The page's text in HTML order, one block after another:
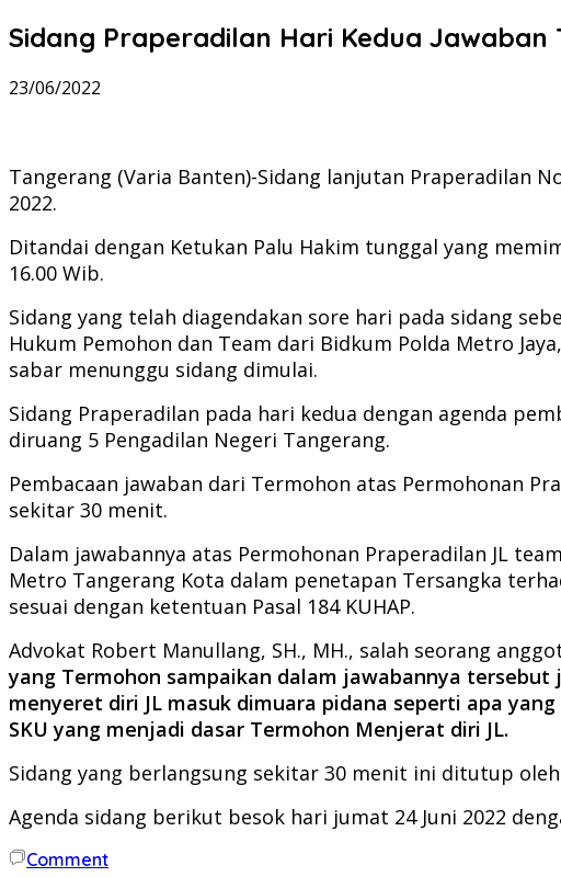
Sidang Praperadilan Hari Kedua
23/06/2022
Tangerang (Varia Banten)-Sidang lanjutan Praperadilan
2022.
Ditandai dengan Ketukan Palu Hakim tunggal yang
16.00 Wib.
Sidang yang telah diagendakan sore hari pada sidang
Hukum Pemohon dan Team dari Bidkum Polda Metro
sabar menunggu sidang dimulai.
Sidang Praperadilan pada hari kedua dengan agenda
diruang 5 Pengadilan Negeri Tangerang.
Pembacaan jawaban dari Termohon atas Permohonan
sekitar 30 menit.
Dalam jawabannya atas Permohonan Praperadilan JL
Metro Tangerang Kota dalam penetapan Tersangka
sesuai dengan ketentuan Pasal 184 KUHAP.
Advokat Robert Manullang, SH., MH., salah seorang
yang Termohon sampaikan dalam jawabannya
menyeret diri JL masuk dimuara pidana seperti apa
SKU yang menjadi dasar Termohon Menjerat diri JL.
Sidang yang berlangsung sekitar 30 menit ini ditutup
Agenda sidang berikut besok hari jumat 24 Juni 2022
Comment